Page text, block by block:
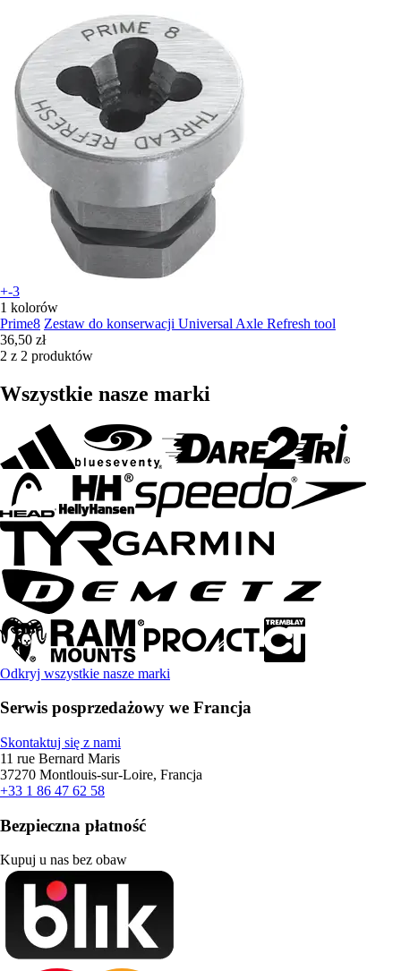
+-3
1 kolorów
Prime8 Zestaw do konserwacji Universal Axle Refresh tool
36,50 zł
2 z 2 produktów
Wszystkie nasze marki
Odkryj wszystkie nasze marki
Serwis posprzedażowy we Francja
Skontaktuj się z nami
11 rue Bernard Maris
37270 Montlouis-sur-Loire, Francja
+33 1 86 47 62 58
Bezpieczna płatność
Kupuj u nas bez obaw